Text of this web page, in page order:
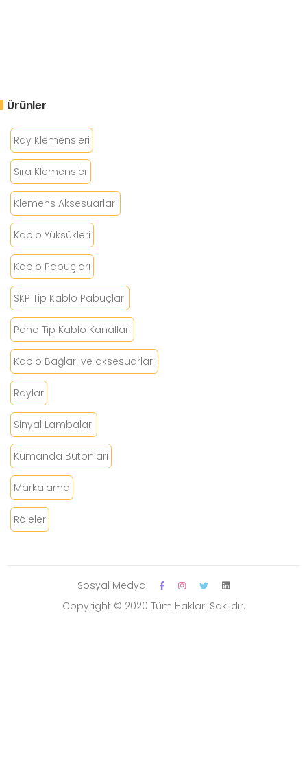
Ürünler
Ray Klemensleri
Sıra Klemensler
Klemens Aksesuarları
Kablo Yüksükleri
Kablo Pabuçları
SKP Tip Kablo Pabuçları
Pano Tip Kablo Kanalları
Kablo Bağları ve aksesuarları
Raylar
Sinyal Lambaları
Kumanda Butonları
Markalama
Röleler
Copyright © 2020 Tüm Hakları Saklıdır.
Sosyal Medya